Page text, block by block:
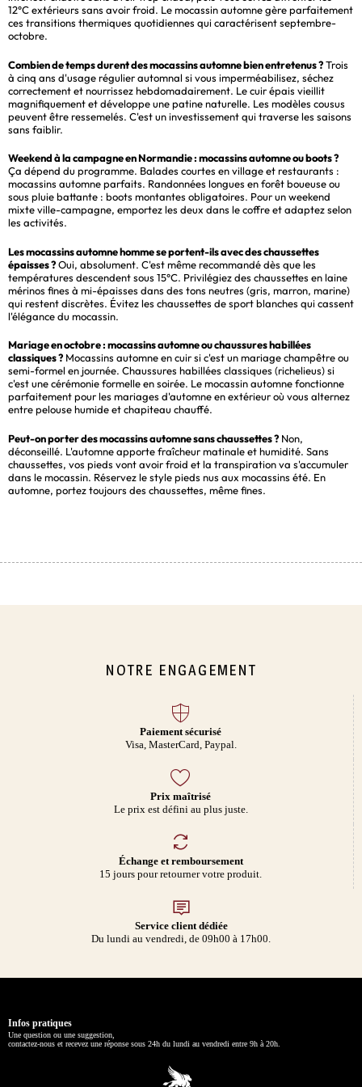
12°C extérieurs sans avoir froid. Le mocassin automne gère parfaitement
ces transitions thermiques quotidiennes qui caractérisent septembre-
octobre.
Combien de temps durent des mocassins automne bien entretenus ?Trois
à cinq ans d'usage régulier automnal si vous imperméabilisez, séchez
correctement et nourrissez hebdomadairement. Le cuir épais vieillit
magnifiquement et développe une patine naturelle. Les modèles cousus
peuvent être ressemelés. C'est un investissement qui traverse les saisons
sans faiblir.
Weekend à la campagne en Normandie : mocassins automne ou boots ?
Ça dépend du programme. Balades courtes en village et restaurants :
mocassins automne parfaits. Randonnées longues en forêt boueuse ou
sous pluie battante : boots montantes obligatoires. Pour un weekend
mixte ville-campagne, emportez les deux dans le coffre et adaptez selon
les activités.
Les mocassins automne homme se portent-ils avec des chaussettes
épaisses ?Oui, absolument. C'est même recommandé dès que les
températures descendent sous 15°C. Privilégiez des chaussettes en laine
mérinos fines à mi-épaisses dans des tons neutres (gris, marron, marine)
qui restent discrètes. Évitez les chaussettes de sport blanches qui cassent
l'élégance du mocassin.
Mariage en octobre : mocassins automne ou chaussures habillées
classiques ? Mocassins automne en cuir si c'est un mariage champêtre ou
semi-formel en journée. Chaussures habillées classiques (richelieus) si
c'est une cérémonie formelle en soirée. Le mocassin automne fonctionne
parfaitement pour les mariages d'automne en extérieur où vous alternez
entre pelouse humide et chapiteau chauffé.
Peut-on porter des mocassins automne sans chaussettes ? Non,
déconseillé. L'automne apporte fraîcheur matinale et humidité. Sans
chaussettes, vos pieds vont avoir froid et la transpiration va s'accumuler
dans le mocassin. Réservez le style pieds nus aux mocassins été. En
automne, portez toujours des chaussettes, même fines.
NOTRE ENGAGEMENT
Paiement sécurisé
Visa, MasterCard, Paypal.
Prix maîtrisé
Le prix est défini au plus juste.
Échange et remboursement
15 jours pour retourner votre produit.
Service client dédiée
Du lundi au vendredi, de 09h00 à 17h00.
Infos pratiques
Une question ou une suggestion,
contactez-nous et recevez une réponse sous 24h du lundi au vendredi entre 9h à 20h.